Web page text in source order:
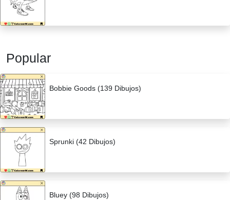
Popular
Bobbie Goods (139 Dibujos)
Sprunki (42 Dibujos)
Bluey (98 Dibujos)